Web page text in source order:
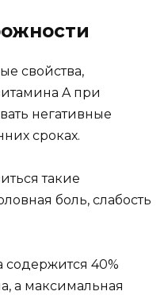
свойства,
A при
негативные
сроках.
такие
боль, слабость
содержится 40%
а максимальная